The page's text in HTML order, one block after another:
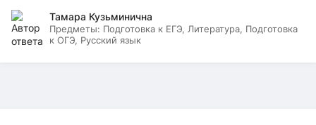
Тамара Кузьминична
Предметы: Подготовка к ЕГЭ, Литература, Подготовка
к ОГЭ, Русский язык